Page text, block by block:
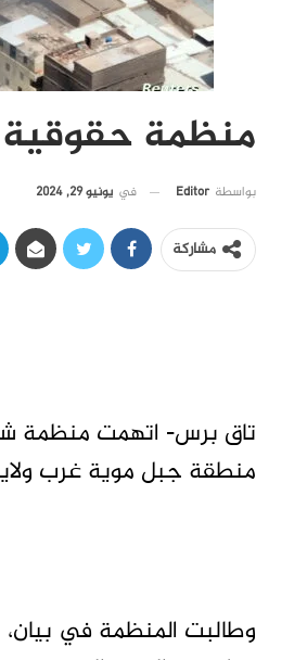
منظمة حقوقية
بواسطة Editor في يونيو 29, 2024
مشاركة
تاق برس- اتهمت منظمة
منطقة جبل موية غرب ولاية سنار
وطالبت المنظمة في بيان،